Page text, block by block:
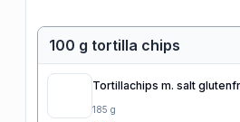
100 g tortilla chips
Tortillachips m. salt
185 g